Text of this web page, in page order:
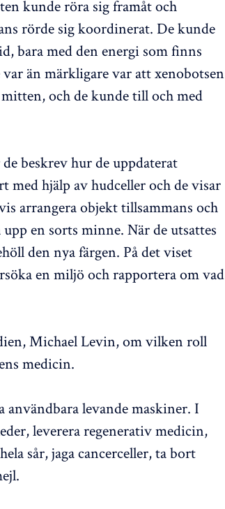
kunde röra sig framåt och
rörde sig koordinerat. De kunde
bara med den energi som finns
än märkligare var att xenobotsen
och de kunde till och med
beskrev hur de uppdaterat
med hjälp av hudceller och de visar
arrangera objekt tillsammans och
en sorts minne. När de utsattes
den nya färgen. På det viset
en miljö och rapportera om vad
Michael Levin, om vilken roll
medicin.
levande maskiner. I
leverera regenerativ medicin,
sår, jaga cancerceller, ta bort